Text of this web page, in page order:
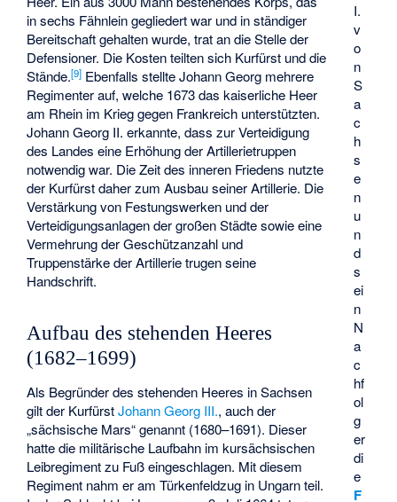
I.
v
o
n
S
a
c
h
s
e
n
u
n
d
s
ei
n
N
a
c
hf
ol
g
er
di
e
F
in sechs Fähnlein gegliedert war und in ständiger
Bereitschaft gehalten wurde, trat an die Stelle der
Defensioner. Die Kosten teilten sich Kurfürst und die
Stände.[9] Ebenfalls stellte Johann Georg mehrere
Regimenter auf, welche 1673 das kaiserliche Heer
am Rhein im Krieg gegen Frankreich unterstützten.
Johann Georg II. erkannte, dass zur Verteidigung
des Landes eine Erhöhung der Artillerietruppen
notwendig war. Die Zeit des inneren Friedens nutzte
der Kurfürst daher zum Ausbau seiner Artillerie. Die
Verstärkung von Festungswerken und der
Verteidigungsanlagen der großen Städte sowie eine
Vermehrung der Geschützanzahl und
Truppenstärke der Artillerie trugen seine
Handschrift.
Aufbau des stehenden Heeres
(1682–1699)
Als Begründer des stehenden Heeres in Sachsen
gilt der KurfürstJohann Georg III., auch der
„sächsische Mars“ genannt (1680–1691). Dieser
hatte die militärische Laufbahn im kursächsischen
Leibregiment zu Fuß eingeschlagen. Mit diesem
Regiment nahm er am Türkenfeldzug in Ungarn teil.